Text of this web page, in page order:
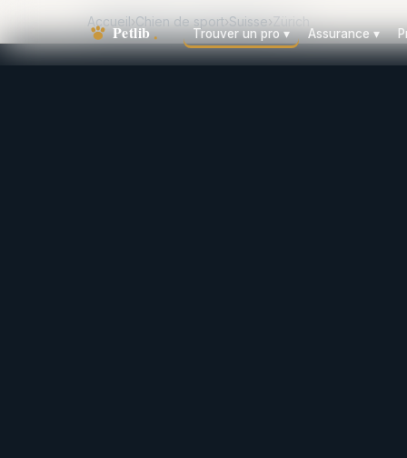
Trouver un pro▾ Assurance▾
Accueil›Chien de sport›Suisse›Zürich